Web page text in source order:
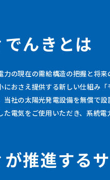
でん き と は
の現在の需給構造の把握と将
おさえ提供する新しい仕組み「
社の太陽光発電設備を無償で設
電気をご使用いただき、系統
が推進するサ